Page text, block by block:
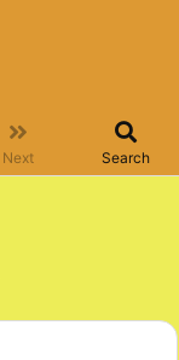
Next Search